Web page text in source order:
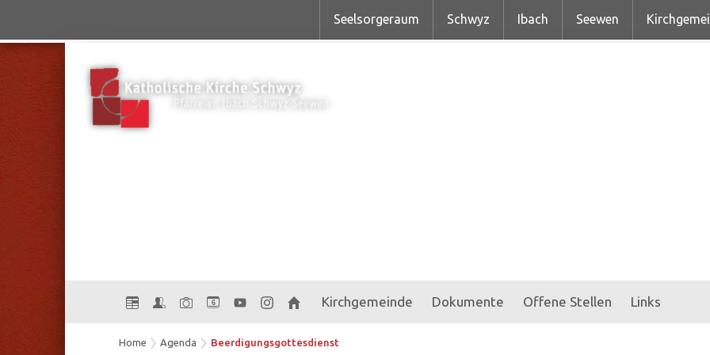
Seelsorgeraum Schwyz Ibach Seewen
6 Kirchgemeinde Dokumente Offene Stellen Links
Home Agenda Beerdigungsgottesdienst